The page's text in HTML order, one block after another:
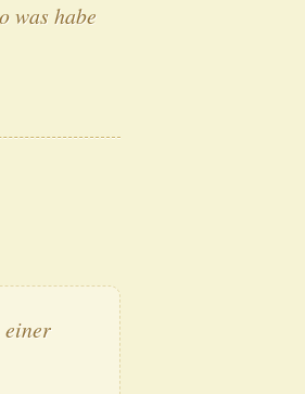
was habe
einer